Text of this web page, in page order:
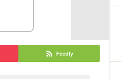
Feedly